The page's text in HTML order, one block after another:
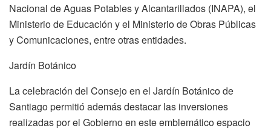
Nacional de Aguas Potables y Alcantarillados (INAPA), el
Ministerio de Educación y el Ministerio de Obras Públicas
y Comunicaciones, entre otras entidades.
Jardín Botánico
La celebración del Consejo en el Jardín Botánico de
Santiago permitió además destacar las inversiones
realizadas por el Gobierno en este emblemático espacio